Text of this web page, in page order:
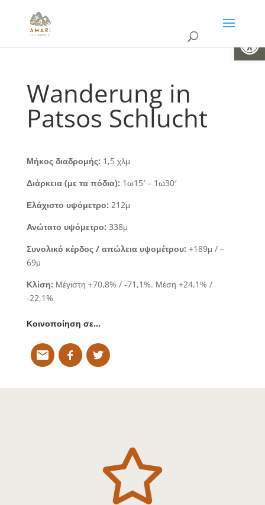
Wanderung in
Patsos Schlucht
Μήκος διαδρομής: 1,5 χλμ
Διάρκεια (με τα πόδια): 1ω15′ – 1ω30′
Ελάχιστο υψόμετρο: 212μ
Ανώτατο υψόμετρο: 338μ
Συνολικό κέρδος / απώλεια υψομέτρου: +189μ / –
69μ
Κλίση: Μέγιστη +70,8% / -71,1%. Μέση +24,1% /
-22,1%
Κοινοποίηση σε…
